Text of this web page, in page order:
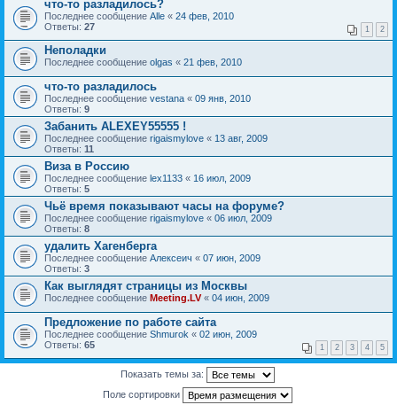
что-то разладилось?
Последнее сообщение Alle « 24 фев, 2010
Ответы: 27 1 2
Неполадки
Последнее сообщение olgas « 21 фев, 2010
что-то разладилось
Последнее сообщение vestana « 09 янв, 2010
Ответы: 9
Забанить ALEXEY55555 !
Последнее сообщение rigaismylove « 13 авг, 2009
Ответы: 11
Виза в Россию
Последнее сообщение lex1133 « 16 июл, 2009
Ответы: 5
Чьё время показывают часы на форуме?
Последнее сообщение rigaismylove « 06 июл, 2009
Ответы: 8
удалить Хагенберга
Последнее сообщение Алексеич « 07 июн, 2009
Ответы: 3
Как выглядят страницы из Москвы
Последнее сообщение Meeting.LV« 04 июн, 2009
Предложение по работе сайта
Последнее сообщение Shmurok « 02 июн, 2009
Ответы: 65 1 2 3 4 5
Показать темы за:
Поле сортировки